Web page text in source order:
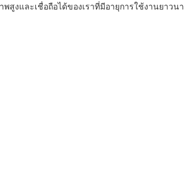
งและเชื่อถือได้ของเราที่มีอายุการใช้งานยาวน